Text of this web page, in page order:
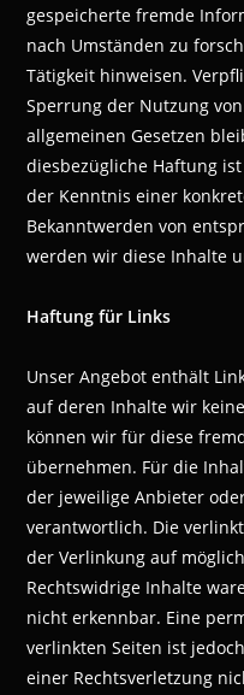
gespeicherte fremde
nach Umständen zu
Tätigkeit hinweisen.
Sperrung der Nutzung
allgemeinen Gesetzen
diesbezügliche Haftung
der Kenntnis einer
Bekanntwerden von
werden wir diese Inhalte
Haftung für Links
Unser Angebot enthält
auf deren Inhalte wir
können wir für diese
übernehmen. Für die
der jeweilige Anbieter
verantwortlich. Die
der Verlinkung auf
Rechtswidrige Inhalte
nicht erkennbar. Eine
verlinkten Seiten ist
einer Rechtsverletzung